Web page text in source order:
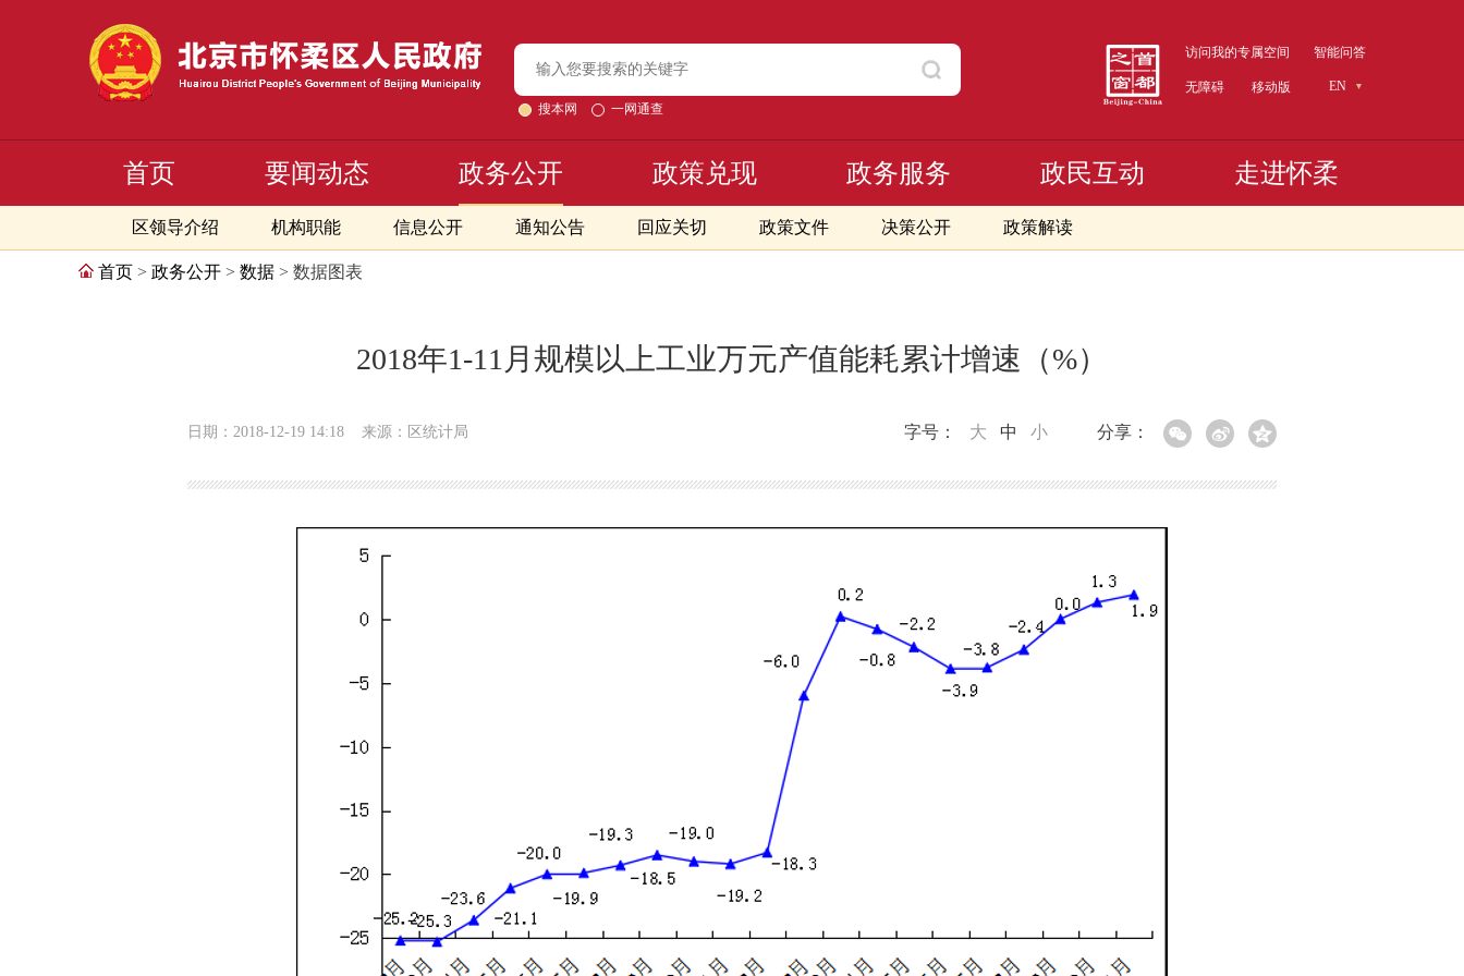
搜本网 一网通查
访问我的专属空间 智能问答
无障碍 移动版 EN
首页 要闻动态 政务公开
区领导介绍 机构职能 信息公开 通知公告 回应关切 政策文件 决策公开 政策解读
政策兑现 政务服务 政民互动 走进怀柔
首页 > 政务公开 > 数据 > 数据图表
2018年1-11月规模以上工业万元产值能耗累计增速（%）
日期：2018-12-19 14:18 来源：区统计局 分享：
字号： 大 中 小